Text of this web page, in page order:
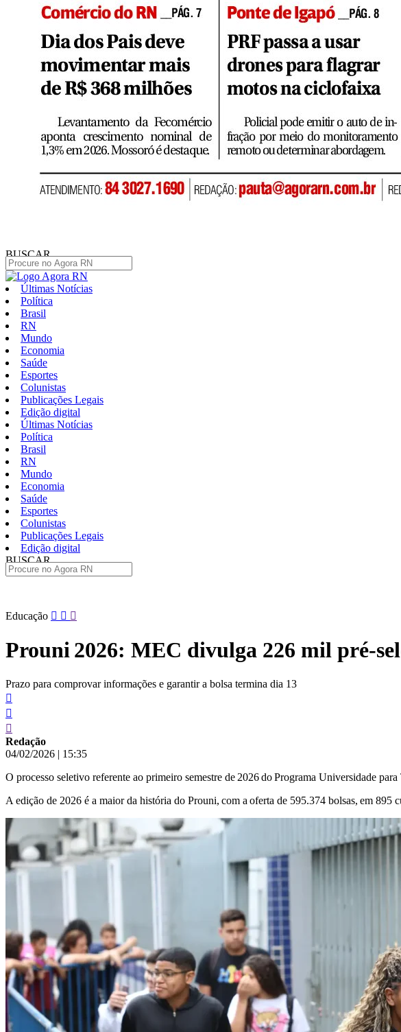
BUSCAR
Últimas Notícias
Política
Brasil
RN
Mundo
Economia
Saúde
Esportes
Colunistas
Publicações Legais
Edição digital
Últimas Notícias
Política
Brasil
RN
Mundo
Economia
Saúde
Esportes
Colunistas
Publicações Legais
Edição digital
BUSCAR
Pular
conteúdo
Educação
Prouni 2026: MEC divulga 226 mil pré-
Prazo para comprovar informações e garantir a bolsa termina dia 13
Redação
04/02/2026 | 15:35
O processo seletivo referente ao primeiro semestre de 2026 do Programa Universidade
A edição de 2026 é a maior da história do Prouni, com a oferta de 595.374 bolsas, em 895